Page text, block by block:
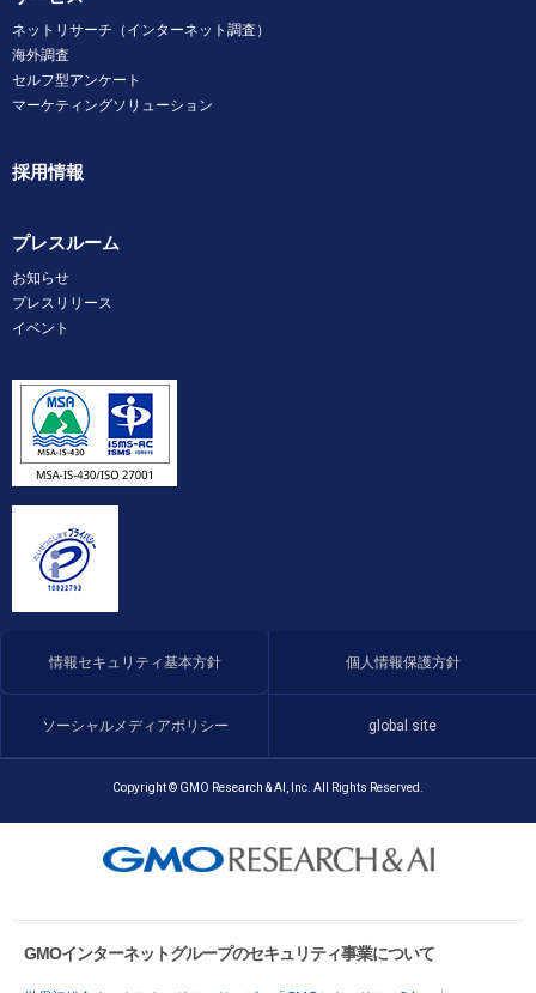
ネットリサーチ（インターネット調査）
海外調査
セルフ型アンケート
マーケティングソリューション
採用情報
プレスルーム
お知らせ
プレスリリース
イベント
情報セキュリティ基本方針 個人情報保護方針
ソーシャルメディアポリシー global site
Copyright © GMO Research & AI, Inc. All Rights Reserved.
GMOインターネットグループのセキュリティ事業について